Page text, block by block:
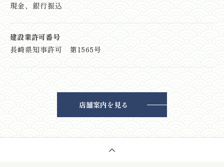
現金、銀行振込
建設業許可番号
長崎県知事許可 第1565号
店舗案内を見る